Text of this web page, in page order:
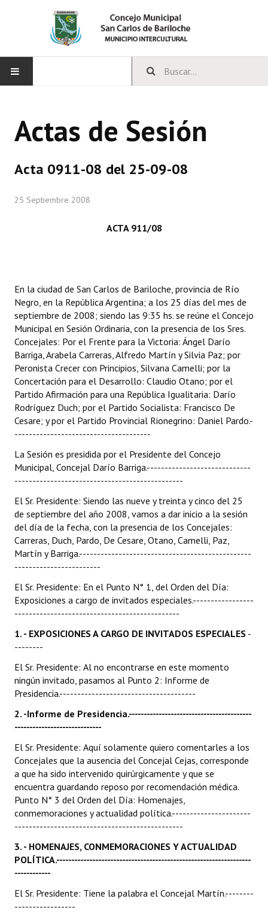
CONCEJO
Comisiones Permanentes
LEGISLACIÓN
Constitución Nacional
Constitución Provincial
Carta Orgánica 2007
Reglamento Interno
Digesto
Organigrama
DOCUMENTOS
Informes de Gestión
Proyectos Presentados
Dictámenes Asesoría Letrada
Actas de Sesión
Informes de Unidad Coordinadora
Ejecución Presupuestaria
NORMATIVA
Comunicaciones
Resoluciones
Resoluciones de Presidencia
INSTITUCIONAL
Noticias Destacadas
Registros y Distinciones
Actas de Sesión
Acta 0911-08 del 25-09-08
25 Septiembre 2008
ACTA 911/08
En la ciudad de San Carlos de Bariloche, provincia de Río
Negro, en la República Argentina; a los 25 días del mes de
septiembre de 2008; siendo las 9:35 hs. se reúne el Concejo
Municipal en Sesión Ordinaria, con la presencia de los Sres.
Concejales: Por el Frente para la Victoria: Ángel Darío
Barriga, Arabela Carreras, Alfredo Martín y Silvia Paz; por
Peronista Crecer con Principios, Silvana Camelli; por la
Concertación para el Desarrollo: Claudio Otano; por el
Partido Afirmación para una República Igualitaria: Darío
Rodríguez Duch; por el Partido Socialista: Francisco De
Cesare; y por el Partido Provincial Rionegrino: Daniel Pardo.-
--------------------------------------
La Sesión es presidida por el Presidente del Concejo
Municipal, Concejal Darío Barriga.-----------------------------
-----------------------------------------------
El Sr. Presidente: Siendo las nueve y treinta y cinco del 25
de septiembre del año 2008, vamos a dar inicio a la sesión
del día de la fecha, con la presencia de los Concejales:
Carreras, Duch, Pardo, De Cesare, Otano, Camelli, Paz,
Martín y Barriga.------------------------------------------------
------------------------
El Sr. Presidente: En el Punto N° 1, del Orden del Día:
Exposiciones a cargo de invitados especiales.-----------------
----------------------------------------------
1. - EXPOSICIONES A CARGO DE INVITADOS ESPECIALES -
--------
El Sr. Presidente: Al no encontrarse en este momento
ningún invitado, pasamos al Punto 2: Informe de
Presidencia.--------------------------------------
2. -Informe de Presidencia.-----------------------------------------
-----------------------------
El Sr. Presidente: Aquí solamente quiero comentarles a los
Concejales que la ausencia del Concejal Cejas, corresponde
a que ha sido intervenido quirúrgicamente y que se
encuentra guardando reposo por recomendación médica.
Punto N° 3 del Orden del Día: Homenajes,
conmemoraciones y actualidad política.----------------------
-----------------------------------------------
3. - HOMENAJES, CONMEMORACIONES Y ACTUALIDAD
POLÍTICA.-----------------------------------------------------------------
------------
El Sr. Presidente: Tiene la palabra el Concejal Martín.--------
-----------------